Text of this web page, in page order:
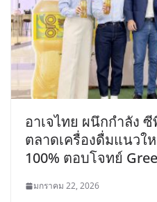
อาเจไทย ผนึกกำลัง ซี
ตลาดเครื่องดื่มแนว
100% ตอบโจทย์
มกราคม 22, 2026